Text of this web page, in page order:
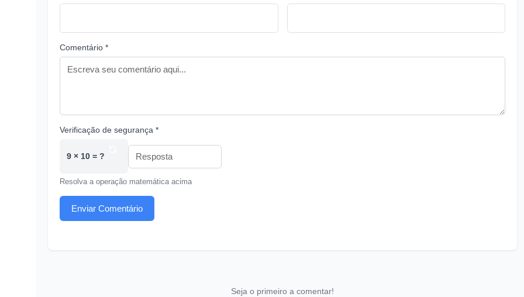
Comentário *
Verificação de segurança *
9 × 10 = ?
Resolva a operação matemática acima
Enviar Comentário
Seja o primeiro a comentar!